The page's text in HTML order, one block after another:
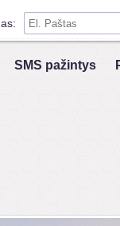
Prisiminti mane
SMS pažintys